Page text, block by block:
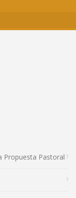
Propuesta Pastoral